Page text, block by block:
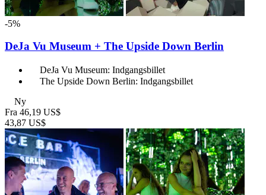
-5%
DeJa Vu Museum + The Upside Down Berlin
DeJa Vu Museum: Indgangsbillet
The Upside Down Berlin: Indgangsbillet
Ny
Fra 46,19 US$
43,87 US$